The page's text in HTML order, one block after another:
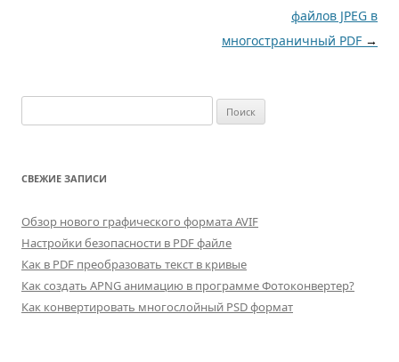
файлов JPEG в
многостраничный PDF →
СВЕЖИЕ ЗАПИСИ
Обзор нового графического формата AVIF
Настройки безопасности в PDF файле
Как в PDF преобразовать текст в кривые
Как создать APNG анимацию в программе Фотоконвертер?
Как конвертировать многослойный PSD формат